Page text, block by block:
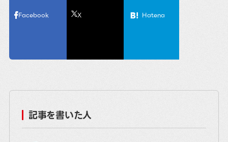
Facebook X Hatena
記事を書いた人